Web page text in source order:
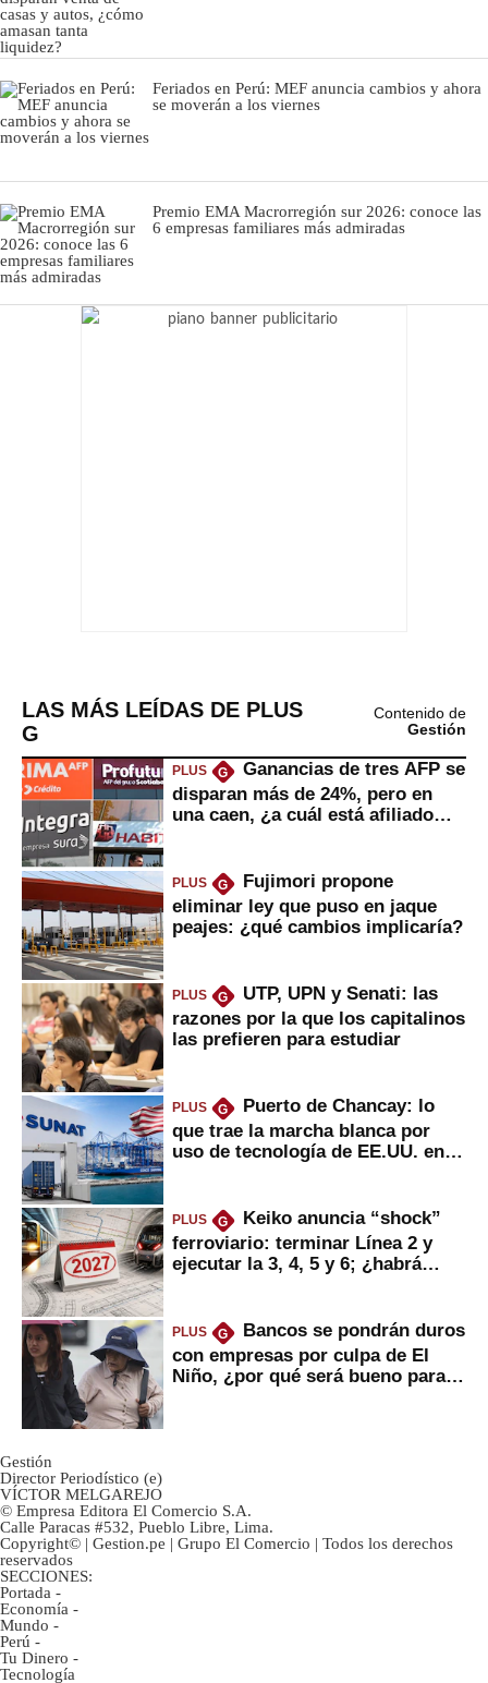
Feriados en Perú: MEF anuncia cambios y ahora
se moverán a los viernes
Premio EMA Macrorregión sur 2026: conoce las
6 empresas familiares más admiradas
LAS MÁS LEÍDAS DE PLUS
G
Contenido de
Gestión
PLUS G
Ganancias de tres AFP se
disparan más de 24%, pero en
una caen, ¿a cuál está afiliado
PLUS G
Fujimori propone
eliminar ley que puso en jaque
peajes: ¿qué cambios implicaría?
PLUS G
UTP, UPN y Senati: las
razones por la que los capitalinos
las prefieren para estudiar
PLUS G
Puerto de Chancay: lo
que trae la marcha blanca por
uso de tecnología de EE.UU. en
PLUS G
Keiko anuncia “shock”
ferroviario: terminar Línea 2 y
ejecutar la 3, 4, 5 y 6; ¿habrá
PLUS G
Bancos se pondrán duros
con empresas por culpa de El
Niño, ¿por qué será bueno para
Gestión
Director Periodístico (e)
VÍCTOR MELGAREJO
© Empresa Editora El Comercio S.A.
Calle Paracas #532, Pueblo Libre, Lima.
Copyright© | Gestion.pe | Grupo El Comercio | Todos los derechos
reservados
SECCIONES:
Portada -
Economía -
Mundo -
Perú -
Tu Dinero -
Tecnología